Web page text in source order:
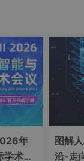
励（PE）条件
的自适应前馈
分布。自适应
节点的数量，同
术基础
直接输出控制量
计算复杂度和误
年
学术会
图解
沿-走